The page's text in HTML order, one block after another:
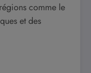
comme le
et des